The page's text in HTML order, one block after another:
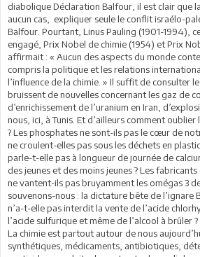
diabolique Déclaration Balfour, il est clair que
aucun cas, expliquer seule le conflit israélo-
Balfour. Pourtant, Linus Pauling (1901-1994),
engagé, Prix Nobel de chimie (1954) et Prix
affirmait : « Aucun des aspects du monde
compris la politique et les relations
l’influence de la chimie. » Il suffit de consulter
bruissent de nouvelles concernant les gaz de
d’enrichissement de l’uranium en Iran,
nous, ici, à Tunis. Et d’ailleurs comment
? Les phosphates ne sont-ils pas le cœur de
ne croulent-elles pas sous les déchets en
parle-t-elle pas à longueur de journée de
des jeunes et des moins jeunes ? Les
ne vantent-ils pas bruyamment les omégas 3
souvenons-nous : la dictature bête de l’ignare
n’a-t-elle pas interdit la vente de l’acide
l’acide sulfurique et même de l’alcool à brûler ?
La chimie est partout autour de nous
synthétiques, médicaments, antibiotiques,